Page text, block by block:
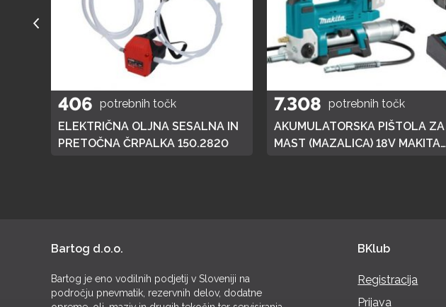
406 potrebnih točk
ELEKTRIČNA OLJNA SESALNA IN
PRETOČNA ČRPALKA 150.2820
7.308 potrebnih točk
AKUMULATORSKA PIŠTOLA ZA
MAST (MAZALICA) 18V MAKITA
Bartog d.o.o.
Bartog je eno vodilnih podjetij v Sloveniji na
področju pnevmatik, rezervnih delov, dodatne
BKlub
Registracija
Prijava